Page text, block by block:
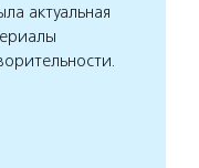
актуальная